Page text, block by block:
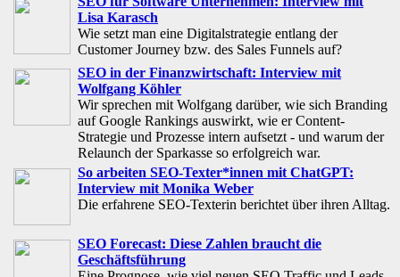
Lisa Karasch
Wie setzt man eine Digitalstrategie entlang der
Customer Journey bzw. des Sales Funnels auf?
SEO in der Finanzwirtschaft: Interview mit
Wolfgang Köhler
Wir sprechen mit Wolfgang darüber, wie sich Branding
auf Google Rankings auswirkt, wie er Content-
Strategie und Prozesse intern aufsetzt - und warum der
Relaunch der Sparkasse so erfolgreich war.
So arbeiten SEO-Texter*innen mit ChatGPT:
Interview mit Monika Weber
Die erfahrene SEO-Texterin berichtet über ihren Alltag.
SEO Forecast: Diese Zahlen braucht die
Geschäftsführung